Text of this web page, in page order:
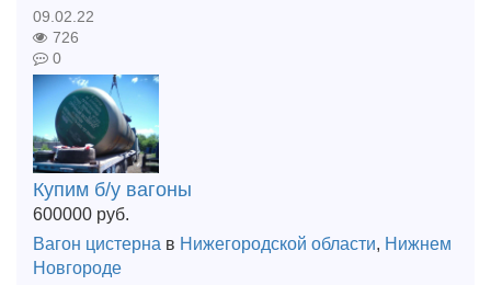
09.02.22
726
0
Купим б/у вагоны
600000 руб.
Вагон цистерна в Нижегородской области, Нижнем
Новгороде